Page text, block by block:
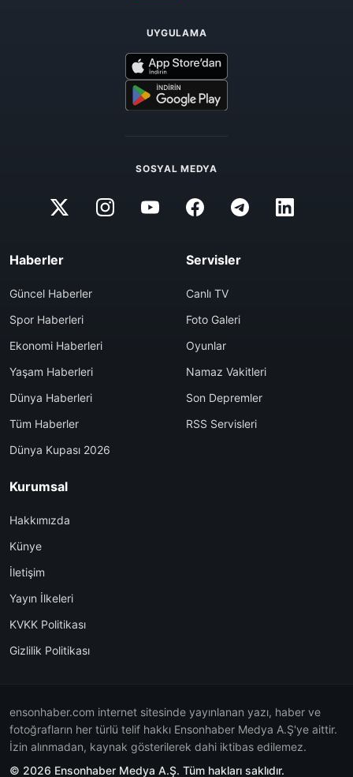
UYGULAMA
SOSYAL MEDYA
Haberler
Güncel Haberler
Spor Haberleri
Ekonomi Haberleri
Yaşam Haberleri
Dünya Haberleri
Tüm Haberler
Dünya Kupası 2026
Servisler
Canlı TV
Foto Galeri
Oyunlar
Namaz Vakitleri
Son Depremler
RSS Servisleri
Kurumsal
Hakkımızda
Künye
İletişim
Yayın İlkeleri
KVKK Politikası
Gizlilik Politikası
ensonhaber.com internet sitesinde yayınlanan yazı, haber ve
fotoğrafların her türlü telif hakkı Ensonhaber Medya A.Ş'ye aittir.
İzin alınmadan, kaynak gösterilerek dahi iktibas edilemez.
© 2026 Ensonhaber Medya A.Ş. Tüm hakları saklıdır.